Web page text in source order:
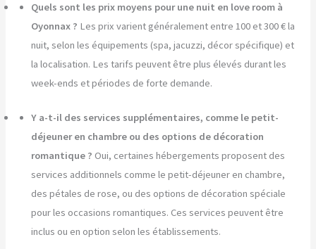
Quels sont les prix moyens pour une nuit en love room à
Oyonnax ? Les prix varient généralement entre 100 et 300 € la
nuit, selon les équipements (spa, jacuzzi, décor spécifique) et
la localisation. Les tarifs peuvent être plus élevés durant les
week-ends et périodes de forte demande.
Y a-t-il des services supplémentaires, comme le petit-
déjeuner en chambre ou des options de décoration
romantique ? Oui, certaines hébergements proposent des
services additionnels comme le petit-déjeuner en chambre,
des pétales de rose, ou des options de décoration spéciale
pour les occasions romantiques. Ces services peuvent être
inclus ou en option selon les établissements.